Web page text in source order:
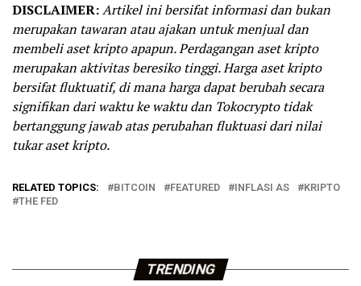
DISCLAIMER:Artikel ini bersifat informasi dan bukan
merupakan tawaran atau ajakan untuk menjual dan
membeli aset kripto apapun. Perdagangan aset kripto
merupakan aktivitas beresiko tinggi. Harga aset kripto
bersifat fluktuatif, di mana harga dapat berubah secara
signifikan dari waktu ke waktu dan Tokocrypto tidak
bertanggung jawab atas perubahan fluktuasi dari nilai
tukar aset kripto.
RELATED TOPICS: BITCOIN FEATURED INFLASI AS
KRIPTO
THE FED
TRENDING